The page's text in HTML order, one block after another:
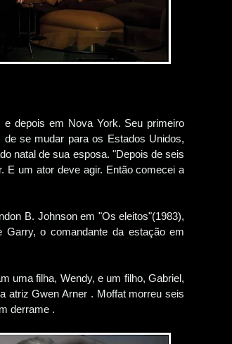
depois em Nova York. Seu primeiro
se mudar para os Estados Unidos,
natal de sua esposa. "Depois de seis
E um ator deve agir. Então comecei a
B. Johnson em "Os eleitos"(1983),
o comandante da estação em
uma filha, Wendy, e um filho, Gabriel,
atriz Gwen Arner . Moffat morreu seis
derrame .